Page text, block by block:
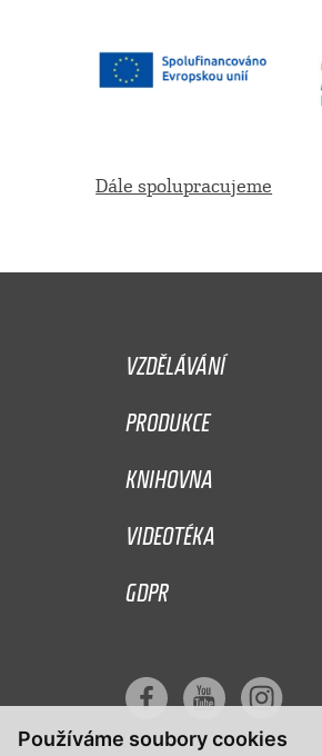
Používáme soubory cookies
Dále spolupracujeme
VZDĚLÁVÁNÍ
PRODUKCE
KNIHOVNA
VIDEOTÉKA
GDPR